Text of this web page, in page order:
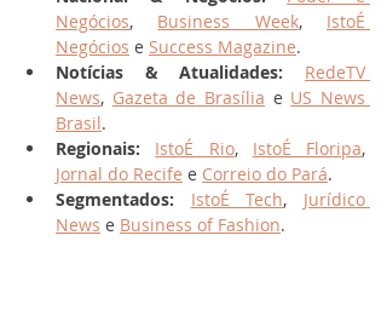
Negócios, Business Week, IstoÉ
Negócios e Success Magazine.
Notícias & Atualidades:
RedeTV
News, Gazeta de Brasília e US News
Brasil.
Regionais:
IstoÉ Rio, IstoÉ Floripa
Jornal do Recife e Correio do Pará.
Segmentados:
IstoÉ Tech, Jurídico
News e Business of Fashion.